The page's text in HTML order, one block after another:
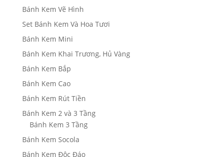
Bánh Kem Vẽ Hình
Set Bánh Kem Và Hoa Tươi
Bánh Kem Mini
Bánh Kem Khai Trương, Hủ Vàng
Bánh Kem Bắp
Bánh Kem Cao
Bánh Kem Rút Tiền
Bánh Kem 2 và 3 Tầng
Bánh Kem 3 Tầng
Bánh Kem Socola
Bánh Kem Độc Đáo